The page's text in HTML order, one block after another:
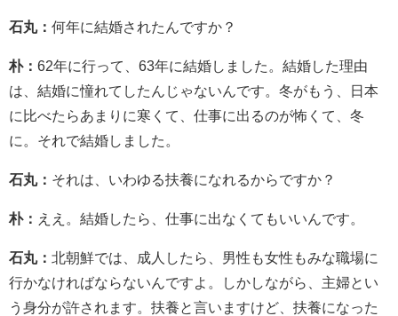
石丸： 何年に結婚されたんですか？
朴： 62年に行って、63年に結婚しました。結婚した理由
は、結婚に憧れてしたんじゃないんです。冬がもう、日本
に比べたらあまりに寒くて、仕事に出るのが怖くて、冬
に。それで結婚しました。
石丸： それは、いわゆる扶養になれるからですか？
朴： ええ。結婚したら、仕事に出なくてもいいんです。
石丸： 北朝鮮では、成人したら、男性も女性もみな職場に
行かなければならないんですよ。しかしながら、主婦とい
う身分が許されます。扶養と言いますけど、扶養になった